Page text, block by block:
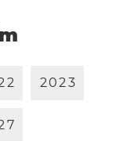
2 2023
7